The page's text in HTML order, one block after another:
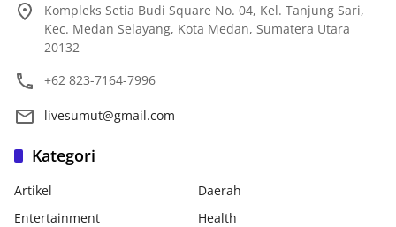
Kompleks Setia Budi Square No. 04, Kel. Tanjung Sari,
Kec. Medan Selayang, Kota Medan, Sumatera Utara
20132
+62 823-7164-7996
livesumut@gmail.com
Kategori
Artikel
Daerah
Entertainment
Health